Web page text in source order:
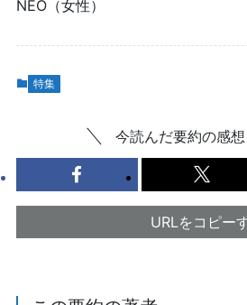
NEO（女性）
特集
今読んだ要約の感
URLをコピー